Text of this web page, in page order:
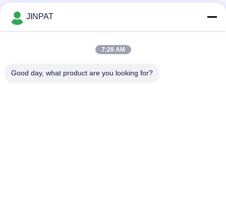
産業機械ケーブル巻き枠の回転式スリップ リング300rpm 8回路
のスリップ リング
JINPAT
7:28 AM
Good day, what product are you looking for?